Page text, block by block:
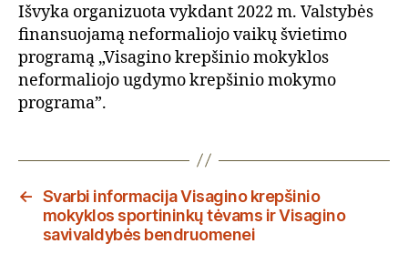
Išvyka organizuota vykdant 2022 m. Valstybės
finansuojamą neformaliojo vaikų švietimo
programą „Visagino krepšinio mokyklos
neformaliojo ugdymo krepšinio mokymo
programa”.
← Svarbi informacija Visagino krepšinio
mokyklos sportininkų tėvams ir Visagino
savivaldybės bendruomenei